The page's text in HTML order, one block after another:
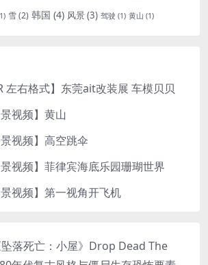
雪(2) 韩国 (4) 风景(3) 驾驶 (1) 黄山 (1)
左右格式】东莞ait改装展 车模贝贝
景视频】黄山
景视频】高空跳伞
景视频】菲律宾海底乐园珊瑚世界
景视频】第一视角开飞机
落死亡：小屋》Drop Dead The